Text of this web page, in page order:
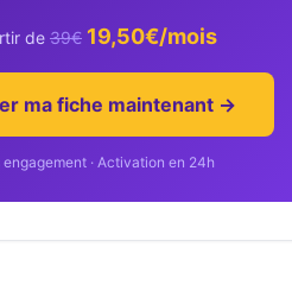
de 39€ 19,50€/mois
ma fiche maintenant →
engagement · Activation en 24h